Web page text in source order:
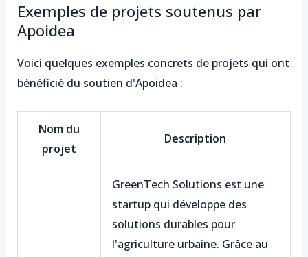
Exemples de projets soutenus par
Apoidea
Voici quelques exemples concrets de projets qui ont
bénéficié du soutien d'Apoidea :
Nom du
projet
Description
GreenTech Solutions est une
startup qui développe des
solutions durables pour
l'agriculture urbaine. Grâce au